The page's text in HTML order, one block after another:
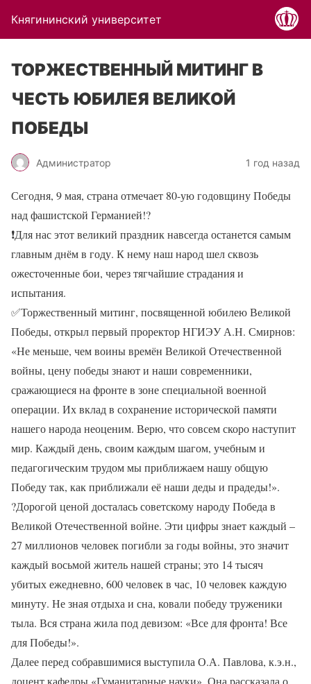
Княгининский университет
ТОРЖЕСТВЕННЫЙ МИТИНГ В
ЧЕСТЬ ЮБИЛЕЯ ВЕЛИКОЙ
ПОБЕДЫ
Администратор 1 год назад
Сегодня, 9 мая, страна отмечает 80-ую годовщину Победы
над фашистской Германией!?
❗Для нас этот великий праздник навсегда останется самым
главным днём в году. К нему наш народ шел сквозь
ожесточенные бои, через тягчайшие страдания и
испытания.
✅Торжественный митинг, посвященной юбилею Великой
Победы, открыл первый проректор НГИЭУ А.Н. Смирнов:
«Не меньше, чем воины времён Великой Отечественной
войны, цену победы знают и наши современники,
сражающиеся на фронте в зоне специальной военной
операции. Их вклад в сохранение исторической памяти
нашего народа неоценим. Верю, что совсем скоро наступит
мир. Каждый день, своим каждым шагом, учебным и
педагогическим трудом мы приближаем нашу общую
Победу так, как приближали её наши деды и прадеды!».
?Дорогой ценой досталась советскому народу Победа в
Великой Отечественной войне. Эти цифры знает каждый –
27 миллионов человек погибли за годы войны, это значит
каждый восьмой житель нашей страны; это 14 тысяч
убитых ежедневно, 600 человек в час, 10 человек каждую
минуту. Не зная отдыха и сна, ковали победу труженики
тыла. Вся страна жила под девизом: «Все для фронта! Все
для Победы!».
Далее перед собравшимися выступила О.А. Павлова, к.э.н.,
доцент кафедры «Гуманитарные науки». Она рассказала о